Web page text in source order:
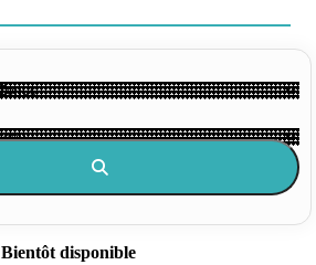
Bientôt disponible